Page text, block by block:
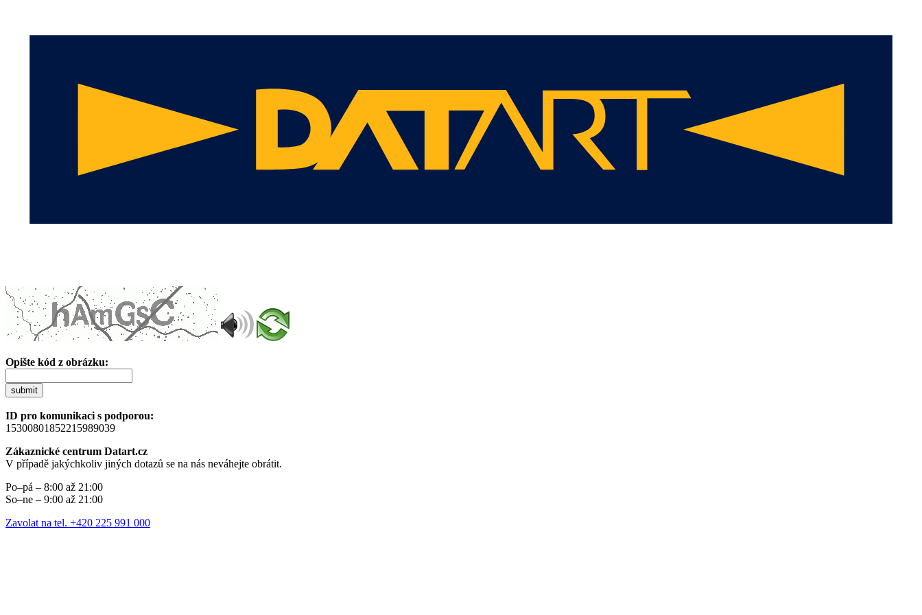
Opište kód z obrázku:
submit
ID pro komunikaci s podporou:
15300801852215989039
Zákaznické centrum Datart.cz
V případě jakýchkoliv jiných dotazů se na nás neváhejte obrátit.
Po–pá – 8:00 až 21:00
So–ne – 9:00 až 21:00
Zavolat na tel. +420 225 991 000